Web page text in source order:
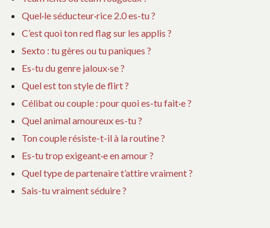
Quel·le séducteur·rice 2.0 es-tu ?
C’est quoi ton red flag sur les applis ?
Sexto : tu gères ou tu paniques ?
Es-tu du genre jaloux·se ?
Quel est ton style de flirt ?
Célibat ou couple : pour quoi es-tu fait·e ?
Quel animal amoureux es-tu ?
Ton couple résiste-t-il à la routine ?
Es-tu trop exigeant·e en amour ?
Quel type de partenaire t’attire vraiment ?
Sais-tu vraiment séduire ?